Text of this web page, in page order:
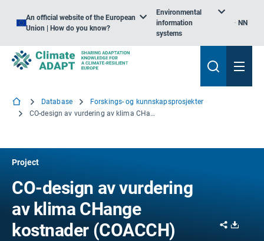
An official website of the European
Union | How do you know?
Environmental
information
systems
NN
Database
Forskings- og kunnskapsprosjekter
CO-design av vurdering av klima CHange kostnader
Project
CO-design av vurdering
av klima CHange
kostnader (COACCH)
Share